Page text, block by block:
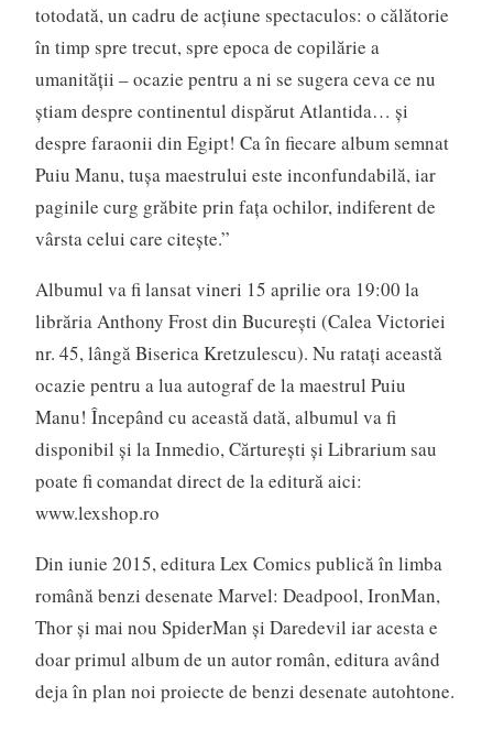
totodată, un cadru de acțiune spectaculos: o călătorie
în timp spre trecut, spre epoca de copilărie a
umanității – ocazie pentru a ni se sugera ceva ce nu
știam despre continentul dispărut Atlantida… și
despre faraonii din Egipt! Ca în fiecare album semnat
Puiu Manu, tușa maestrului este inconfundabilă, iar
paginile curg grăbite prin fața ochilor, indiferent de
vârsta celui care citește.”
Albumul va fi lansat vineri 15 aprilie ora 19:00 la
librăria Anthony Frost din București (Calea Victoriei
nr. 45, lângă Biserica Kretzulescu). Nu ratați această
ocazie pentru a lua autograf de la maestrul Puiu
Manu! Începând cu această dată, albumul va fi
disponibil și la Inmedio, Cărturești și Librarium sau
poate fi comandat direct de la editură aici:
www.lexshop.ro
Din iunie 2015, editura Lex Comics publică în limba
română benzi desenate Marvel: Deadpool, IronMan,
Thor și mai nou SpiderMan și Daredevil iar acesta e
doar primul album de un autor român, editura având
deja în plan noi proiecte de benzi desenate autohtone.